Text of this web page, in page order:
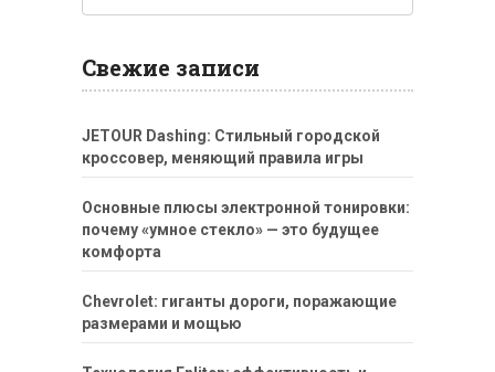
Свежие записи
JETOUR Dashing: Стильный городской
кроссовер, меняющий правила игры
Основные плюсы электронной тонировки:
почему «умное стекло» — это будущее
комфорта
Chevrolet: гиганты дороги, поражающие
размерами и мощью